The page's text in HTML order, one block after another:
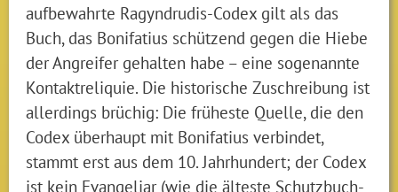
aufbewahrte Ragyndrudis-Codex gilt als das
Buch, das Bonifatius schützend gegen die Hiebe
der Angreifer gehalten habe – eine sogenannte
Kontaktreliquie. Die historische Zuschreibung ist
allerdings brüchig: Die früheste Quelle, die den
Codex überhaupt mit Bonifatius verbindet,
stammt erst aus dem 10. Jahrhundert; der Codex
ist kein Evangeliar (wie die älteste Schutzbuch-